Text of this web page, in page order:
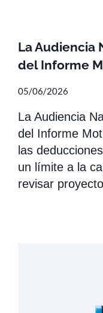
La Audiencia
del Informe
05/06/2026
La Audiencia
del Informe
las
un límite a la
revisar